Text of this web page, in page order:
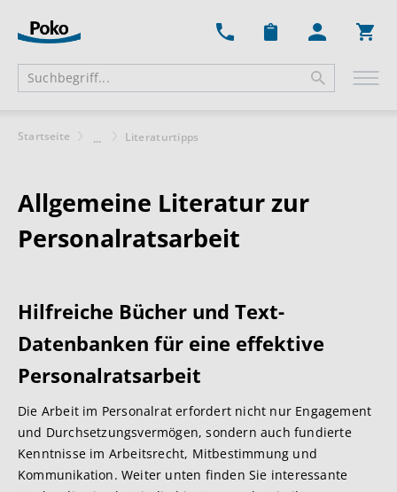
Startseite ... Literaturtipps
Allgemeine Literatur zur
Personalratsarbeit
Hilfreiche Bücher und Text-
Datenbanken für eine effektive
Personalratsarbeit
Die Arbeit im Personalrat erfordert nicht nur Engagement
und Durchsetzungsvermögen, sondern auch fundierte
Kenntnisse im Arbeitsrecht, Mitbestimmung und
Kommunikation. Weiter unten finden Sie interessante